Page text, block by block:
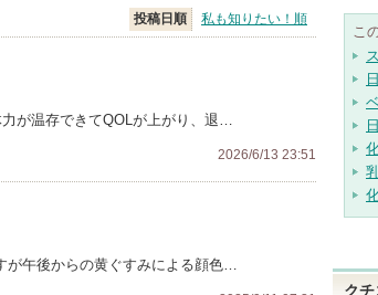
投稿日順 私も知りたい！順
が温存できてQOLが上がり、退…
2026/6/13 23:51
が午後からの黄ぐすみによる顔色…
こ
クチ